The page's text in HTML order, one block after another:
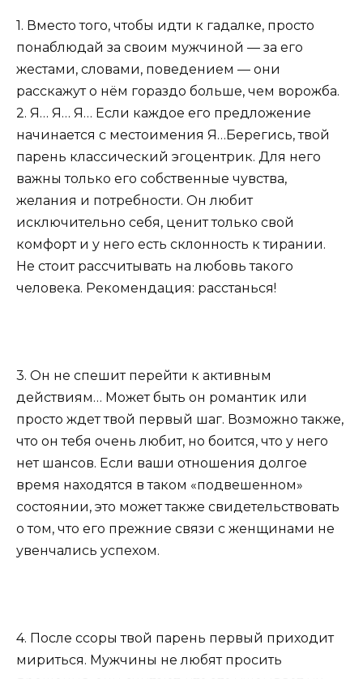
1. Вместо того, чтобы идти к гадалке, просто
понаблюдай за своим мужчиной — за его
жестами, словами, поведением — они
расскажут о нём гораздо больше, чем ворожба.
2. Я… Я… Я… Если каждое его предложение
начинается с местоимения Я…Берегись, твой
парень классический эгоцентрик. Для него
важны только его собственные чувства,
желания и потребности. Он любит
исключительно себя, ценит только свой
комфорт и у него есть склонность к тирании.
Не стоит рассчитывать на любовь такого
человека. Рекомендация: расстанься!
3. Он не спешит перейти к активным
действиям… Может быть он романтик или
просто ждет твой первый шаг. Возможно также,
что он тебя очень любит, но боится, что у него
нет шансов. Если ваши отношения долгое
время находятся в таком «подвешенном»
состоянии, это может также свидетельствовать
о том, что его прежние связи с женщинами не
увенчались успехом.
4. После ссоры твой парень первый приходит
мириться. Мужчины не любят просить